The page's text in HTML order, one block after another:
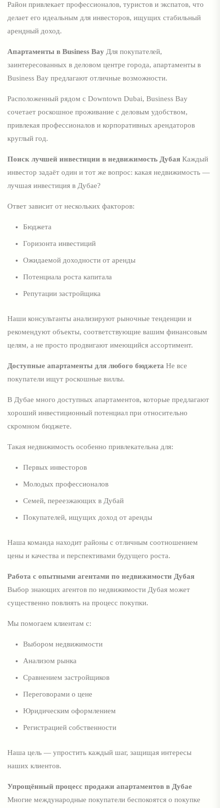
Район привлекает профессионалов, туристов и экспатов, что
делает его идеальным для инвесторов, ищущих стабильный
арендный доход.
Апартаменты в Business Bay Для покупателей,
заинтересованных в деловом центре города, апартаменты в
Business Bay предлагают отличные возможности.
Расположенный рядом с Downtown Dubai, Business Bay
сочетает роскошное проживание с деловым удобством,
привлекая профессионалов и корпоративных арендаторов
круглый год.
Поиск лучшей инвестиции в недвижимость Дубая Каждый
инвестор задаёт один и тот же вопрос: какая недвижимость —
лучшая инвестиция в Дубае?
Ответ зависит от нескольких факторов:
Бюджета
Горизонта инвестиций
Ожидаемой доходности от аренды
Потенциала роста капитала
Репутации застройщика
Наши консультанты анализируют рыночные тенденции и
рекомендуют объекты, соответствующие вашим финансовым
целям, а не просто продвигают имеющийся ассортимент.
Доступные апартаменты для любого бюджета Не все
покупатели ищут роскошные виллы.
В Дубае много доступных апартаментов, которые предлагают
хороший инвестиционный потенциал при относительно
скромном бюджете.
Такая недвижимость особенно привлекательна для:
Первых инвесторов
Молодых профессионалов
Семей, переезжающих в Дубай
Покупателей, ищущих доход от аренды
Наша команда находит районы с отличным соотношением
цены и качества и перспективами будущего роста.
Работа с опытными агентами по недвижимости Дубая
Выбор знающих агентов по недвижимости Дубая может
существенно повлиять на процесс покупки.
Мы помогаем клиентам с:
Выбором недвижимости
Анализом рынка
Сравнением застройщиков
Переговорами о цене
Юридическим оформлением
Регистрацией собственности
Наша цель — упростить каждый шаг, защищая интересы
наших клиентов.
Упрощённый процесс продажи апартаментов в Дубае
Многие международные покупатели беспокоятся о покупке